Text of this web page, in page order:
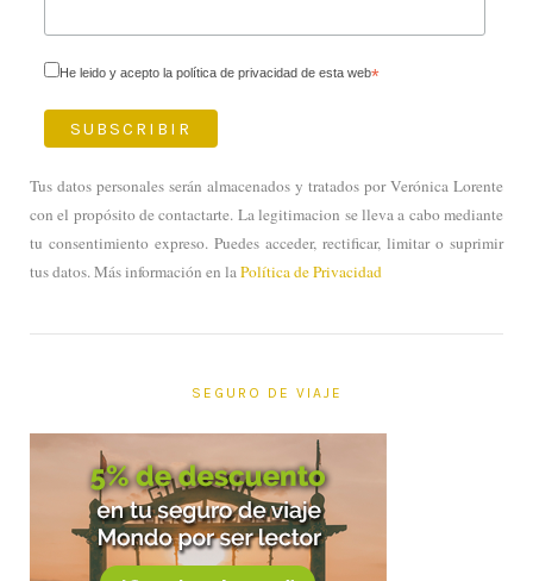
He leido y acepto la política de privacidad de esta web*
Tus datos personales serán almacenados y tratados por Verónica Lorente
con el propósito de contactarte. La legitimacion se lleva a cabo mediante
tu consentimiento expreso. Puedes acceder, rectificar, limitar o suprimir
tus datos. Más información en laPolítica de Privacidad
SEGURO DE VIAJE